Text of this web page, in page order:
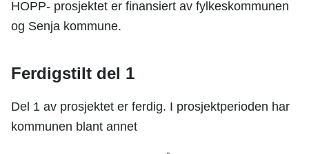
HOPP- prosjektet er finansiert av fylkeskommunen
og Senja kommune.
Ferdigstilt del 1
Del 1 av prosjektet er ferdig. I prosjektperioden har
kommunen blant annet